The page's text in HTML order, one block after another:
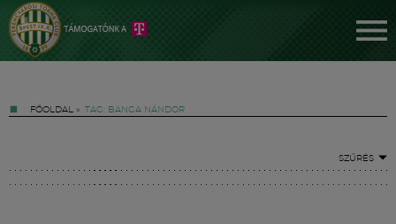
FŐOLDAL » TAG: BANGA NÁNDOR
SZŰRÉS